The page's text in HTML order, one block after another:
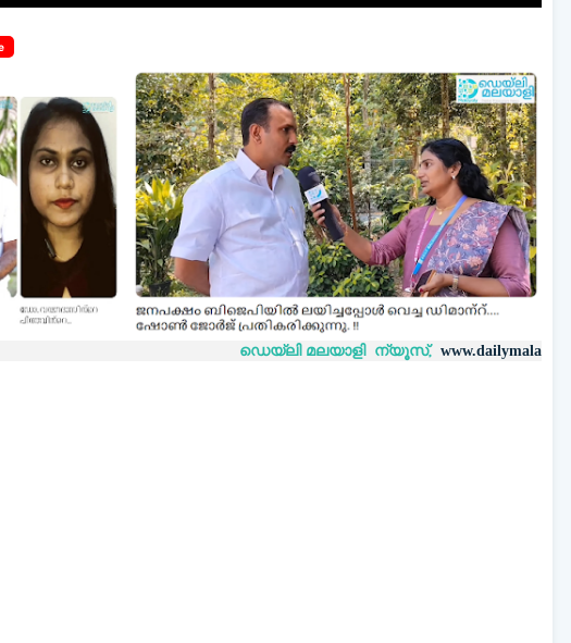
ഡെയ്‌ലി മലയാളി ന്യൂസ്, www.dailymalayaly.com